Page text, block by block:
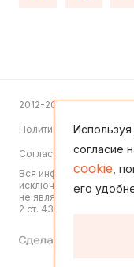
согласие
cookie ,
его
2012-2026
Политика
Согласие на
Вся информация,
исключительно
не является офертой
2 ст. 437 ГК РФ